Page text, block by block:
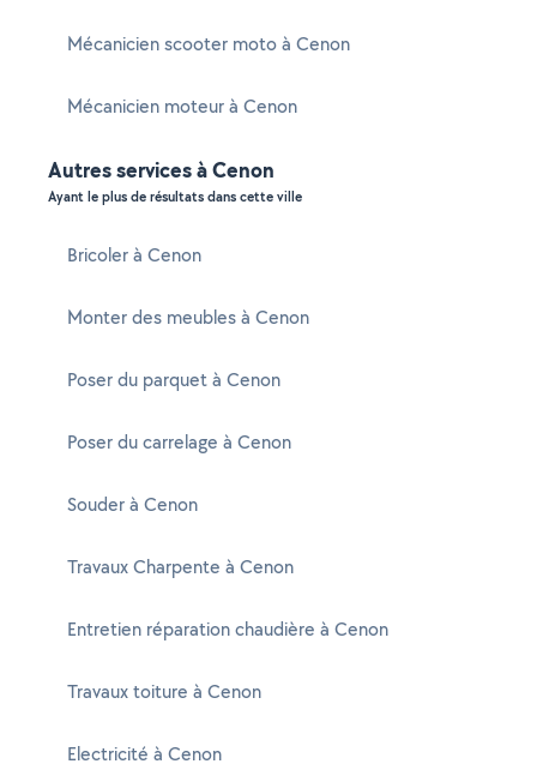
Mécanicien scooter moto à Cenon
Mécanicien moteur à Cenon
Autres services à Cenon
Ayant le plus de résultats dans cette ville
Bricoler à Cenon
Monter des meubles à Cenon
Poser du parquet à Cenon
Poser du carrelage à Cenon
Souder à Cenon
Travaux Charpente à Cenon
Entretien réparation chaudière à Cenon
Travaux toiture à Cenon
Electricité à Cenon